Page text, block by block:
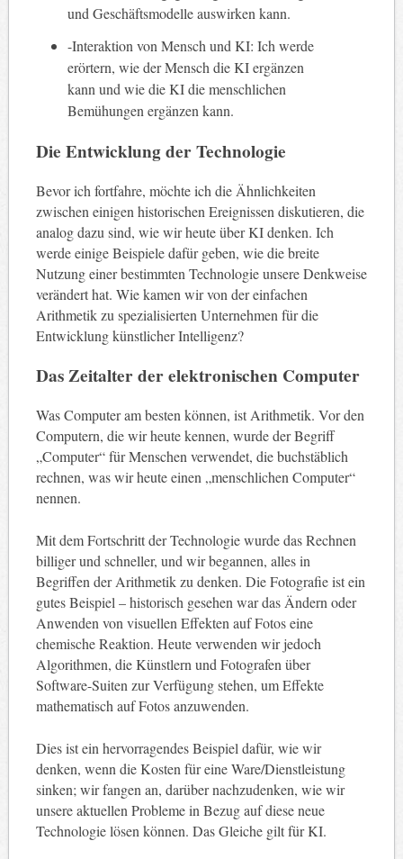
und Geschäftsmodelle auswirken kann.
-Interaktion von Mensch und KI: Ich werde
erörtern, wie der Mensch die KI ergänzen
kann und wie die KI die menschlichen
Bemühungen ergänzen kann.
Die Entwicklung der Technologie
Bevor ich fortfahre, möchte ich die Ähnlichkeiten
zwischen einigen historischen Ereignissen diskutieren, die
analog dazu sind, wie wir heute über KI denken. Ich
werde einige Beispiele dafür geben, wie die breite
Nutzung einer bestimmten Technologie unsere Denkweise
verändert hat. Wie kamen wir von der einfachen
Arithmetik zu spezialisierten Unternehmen für die
Entwicklung künstlicher Intelligenz?
Das Zeitalter der elektronischen Computer
Was Computer am besten können, ist Arithmetik. Vor den
Computern, die wir heute kennen, wurde der Begriff
„Computer“ für Menschen verwendet, die buchstäblich
rechnen, was wir heute einen „menschlichen Computer“
nennen.
Mit dem Fortschritt der Technologie wurde das Rechnen
billiger und schneller, und wir begannen, alles in
Begriffen der Arithmetik zu denken. Die Fotografie ist ein
gutes Beispiel – historisch gesehen war das Ändern oder
Anwenden von visuellen Effekten auf Fotos eine
chemische Reaktion. Heute verwenden wir jedoch
Algorithmen, die Künstlern und Fotografen über
Software-Suiten zur Verfügung stehen, um Effekte
mathematisch auf Fotos anzuwenden.
Dies ist ein hervorragendes Beispiel dafür, wie wir
denken, wenn die Kosten für eine Ware/Dienstleistung
sinken; wir fangen an, darüber nachzudenken, wie wir
unsere aktuellen Probleme in Bezug auf diese neue
Technologie lösen können. Das Gleiche gilt für KI.